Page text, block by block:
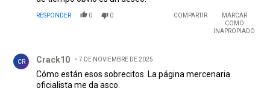
RESPONDER 0 0 COMPARTIR
MARCAR
COMO
INAPROPIADO
CR Crack10 7 DE NOVIEMBRE DE 2025
Cómo están esos sobrecitos. La página mercenaria
oficialista me da asco.